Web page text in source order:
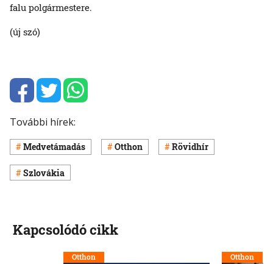
falu polgármestere.
(új szó)
További hírek:
Medvetámadás Otthon Rövidhír
Szlovákia
Kapcsolódó cikk
Otthon Otthon